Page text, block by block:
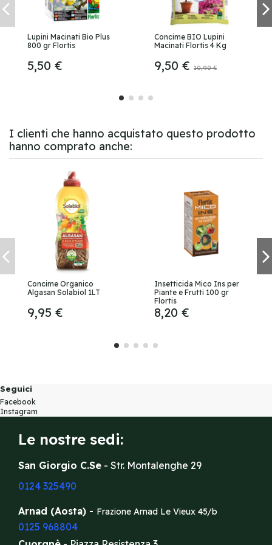
Lupini Macinati Bio Plus
800 gr Flortis
5,50 €
Concime BIO Lupini
Macinati Flortis 4 Kg
9,50 € 10,90 €
I clienti che hanno acquistato questo prodotto
hanno comprato anche:
Concime Organico
Algasan Solabiol 1LT
9,95 €
Insetticida Mico Ins per
Piante e Frutti 100 gr
Flortis
8,20 €
Seguici
Facebook
Instagram
Le nostre sedi:
San Giorgio C.Se - Str. Montalenghe 29
0124 325490
Arnad (Aosta) - Frazione Arnad Le Vieux 45/b
0125 968804